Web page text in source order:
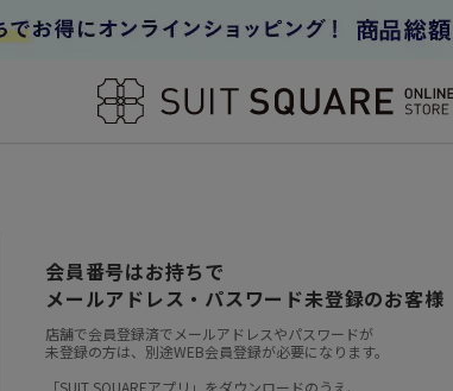
会員番号はお持ちで
メールアドレス・パスワード未登録のお客様
店舗で会員登録済でメールアドレスやパスワードが
未登録の方は、別途WEB会員登録が必要になります。
「SUIT SQUAREアプリ」をダウンロードのうえ、